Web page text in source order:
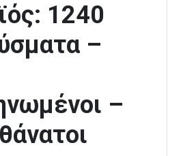
1240
–
–